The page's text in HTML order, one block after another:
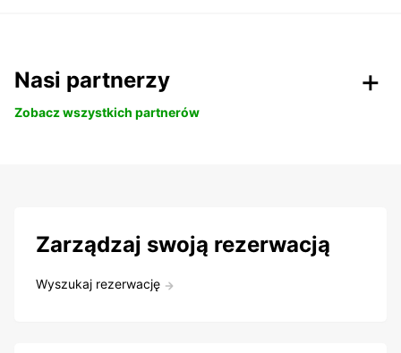
Nasi partnerzy
Zobacz wszystkich partnerów
Zarządzaj swoją rezerwacją
Wyszukaj rezerwację